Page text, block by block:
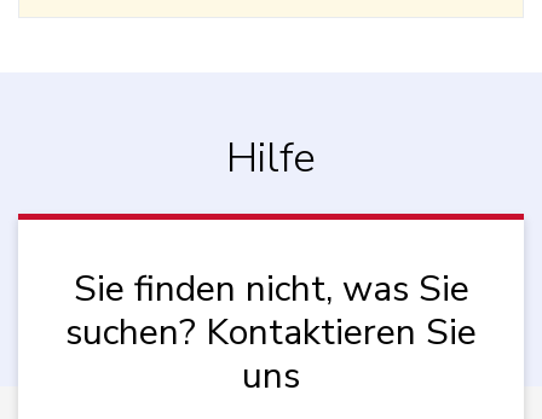
Hilfe
Sie finden nicht, was Sie
suchen? Kontaktieren Sie
uns